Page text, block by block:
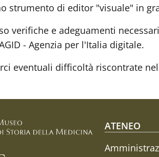
strumento di editor "visuale" in
verifiche e adeguamenti
- Agenzia per l'Italia digitale.
eventuali difficoltà riscontrate
ATENEO